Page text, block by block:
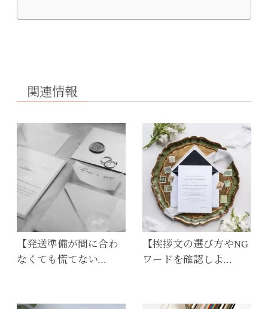
関連情報
【発送準備が間に合わ
なくても慌てない…
【挨拶文の選び方やNG
ワードを確認しよ…